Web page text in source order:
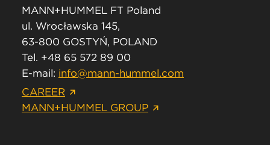
MANN+HUMMEL FT Poland
ul. Wrocławska 145,
63-800 GOSTYŃ, POLAND
Tel. +48 65 572 89 00
E-mail: info@mann-hummel.com
CAREER
MANN+HUMMEL GROUP